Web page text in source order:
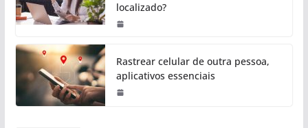
localizado?
Rastrear celular de outra pessoa,
aplicativos essenciais